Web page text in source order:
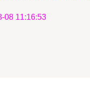
08 11:16:53